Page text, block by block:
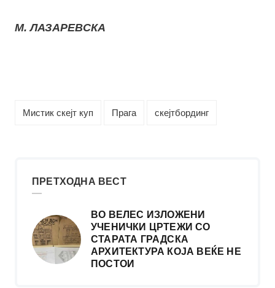
М. ЛАЗАРЕВСКА
Мистик скејт куп Прага скејтбординг
ПРЕТХОДНА ВЕСТ
ВО ВЕЛЕС ИЗЛОЖЕНИ
УЧЕНИЧКИ ЦРТЕЖИ СО
СТАРАТА ГРАДСКА
АРХИТЕКТУРА КОЈА ВЕЌЕ НЕ
ПОСТОИ